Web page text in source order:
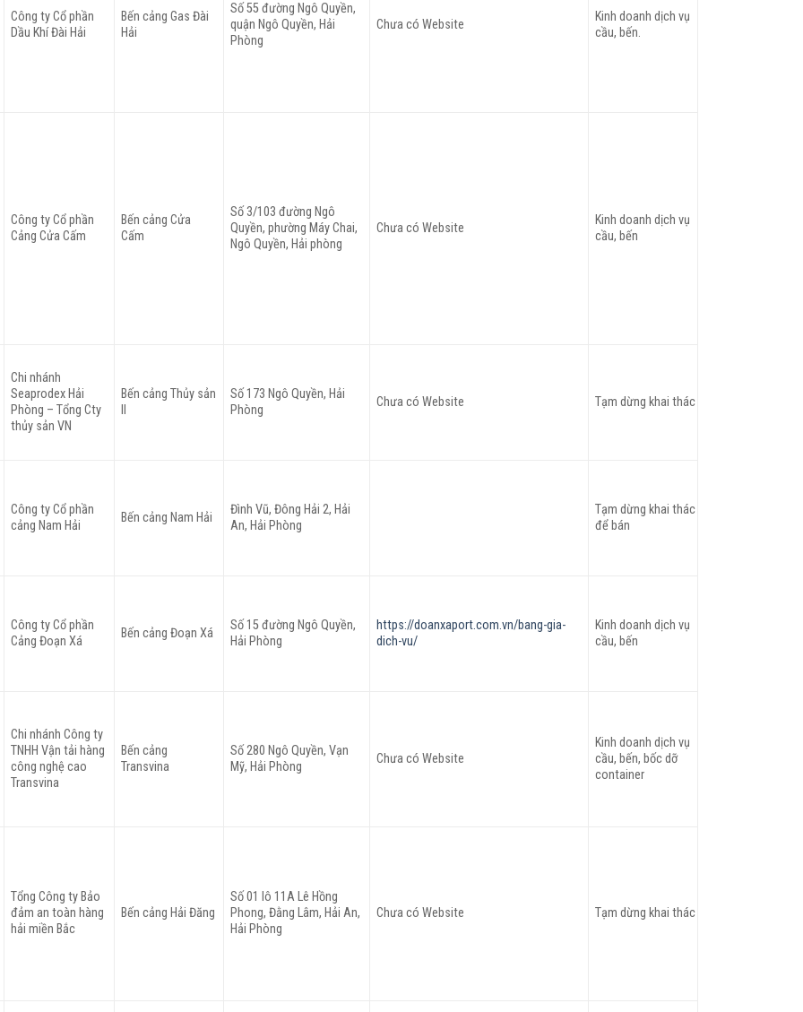
Công ty Cổ phần
Dầu Khí Đài Hải
Bến cảng Gas Đài
Hải
Số 55 đường Ngô Quyền,
quận Ngô Quyền, Hải
Phòng
Chưa có Website
Kinh doanh dịch vụ
cầu, bến.
Công ty Cổ phần
Cảng Cửa Cấm
Bến cảng Cửa
Cấm
Số 3/103 đường Ngô
Quyền, phường Máy Chai,
Ngô Quyền, Hải phòng
Chưa có Website
Kinh doanh dịch vụ
cầu, bến
Chi nhánh
Seaprodex Hải
Phòng – Tổng Cty
thủy sản VN
Bến cảng Thủy sản
Số 173 Ngô Quyền, Hải
Phòng
Chưa có Website Tạm dừng khai thác
Công ty Cổ phần
cảng Nam Hải
Bến cảng Nam Hải
Đình Vũ, Đông Hải 2, Hải
An, Hải Phòng
Tạm dừng khai thác
để bán
Công ty Cổ phần
Cảng Đoạn Xá
Bến cảng Đoạn Xá
Số 15 đường Ngô Quyền,
Hải Phòng
https://doanxaport.com.vn/bang-gia-
dich-vu/
Kinh doanh dịch vụ
cầu, bến
Chi nhánh Công ty
TNHH Vận tải hàng
công nghệ cao
Transvina
Bến cảng
Transvina
Số 280 Ngô Quyền, Vạn
Mỹ, Hải Phòng
Chưa có Website
Kinh doanh dịch vụ
cầu, bến, bốc dỡ
container
Tổng Công ty Bảo
đảm an toàn hàng
hải miền Bắc
Bến cảng Hải Đăng
Số 01 lô 11A Lê Hồng
Phong, Đằng Lâm, Hải An,
Hải Phòng
Chưa có Website Tạm dừng khai thác